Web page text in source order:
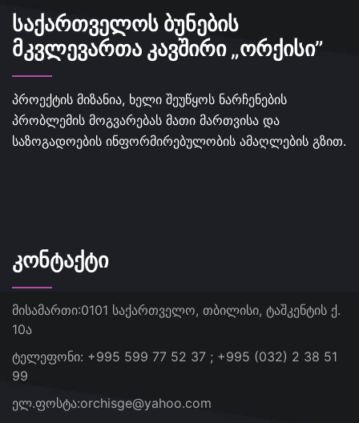
ᲡᲐᲥᲐᲠᲗᲕᲔᲚᲝᲡ ᲑᲣᲜᲔᲑᲘᲡ
ᲛᲙᲕᲚᲔᲕᲐᲠᲗᲐ ᲙᲐᲕᲨᲘᲠᲘ „ᲝᲠᲥᲘᲡᲘ”
პროექტის მიზანია, ხელი შეუწყოს ნარჩენების
პრობლემის მოგვარებას მათი მართვისა და
საზოგადოების ინფორმირებულობის ამაღლების გზით.
ᲙᲝᲜᲢᲐᲥᲢᲘ
მისამართი:0101 საქართველო, თბილისი, ტაშკენტის ქ.
10ა
ტელეფონი: +995 599 77 52 37 ; +995 (032) 2 38 51
99
ელ.ფოსტა:orchisge@yahoo.com